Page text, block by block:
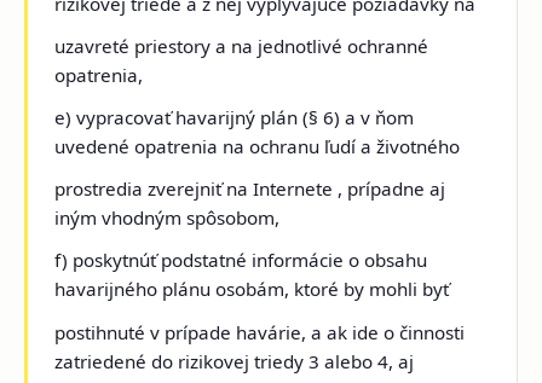
uzavreté priestory a na jednotlivé ochranné
opatrenia,
e) vypracovať havarijný plán (§ 6) a v ňom
uvedené opatrenia na ochranu ľudí a životného
prostredia zverejniť na Internete , prípadne aj
iným vhodným spôsobom,
f) poskytnúť podstatné informácie o obsahu
havarijného plánu osobám, ktoré by mohli byť
postihnuté v prípade havárie, a ak ide o činnosti
zatriedené do rizikovej triedy 3 alebo 4, aj